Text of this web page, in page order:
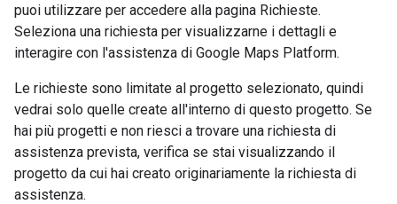
puoi utilizzare per accedere alla pagina Richieste.
Seleziona una richiesta per visualizzarne i dettagli e
interagire con l'assistenza di Google Maps Platform.
Le richieste sono limitate al progetto selezionato, quindi
vedrai solo quelle create all'interno di questo progetto. Se
hai più progetti e non riesci a trovare una richiesta di
assistenza prevista, verifica se stai visualizzando il
progetto da cui hai creato originariamente la richiesta di
assistenza.